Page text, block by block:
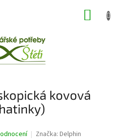
kovová
Značka: Delphin